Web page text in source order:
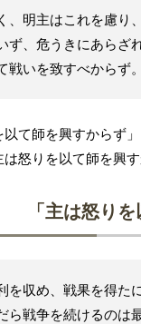
、明主はこれを慮り
ず、危うきにあらざ
戦いを致すべからず。
以て師を興すからず
怒りを以て師を興
「主は怒り
を収め、戦果を得た
ら戦争を続けるのは